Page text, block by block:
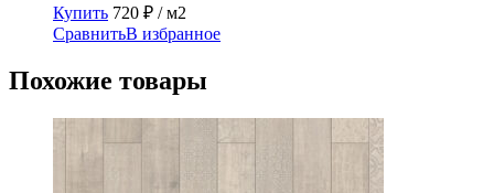
Купить 720 ₽ / м2
СравнитьВ избранное
Похожие товары